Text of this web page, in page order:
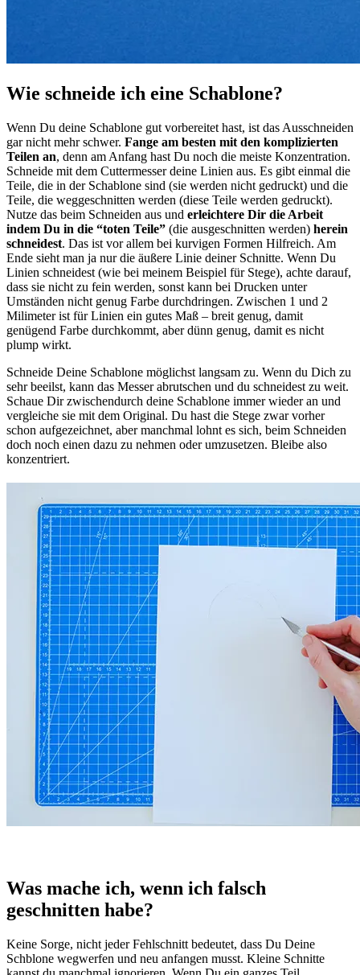
Wie schneide ich eine Schablone?
Wenn Du deine Schablone gut vorbereitet hast, ist das Ausschneiden
gar nicht mehr schwer. Fange am besten mit den komplizierten
Teilen an, denn am Anfang hast Du noch die meiste Konzentration.
Schneide mit dem Cuttermesser deine Linien aus. Es gibt einmal die
Teile, die in der Schablone sind (sie werden nicht gedruckt) und die
Teile, die weggeschnitten werden (diese Teile werden gedruckt).
Nutze das beim Schneiden aus und erleichtere Dir die Arbeit
indem Du in die “toten Teile” (die ausgeschnitten werden) herein
schneidest. Das ist vor allem bei kurvigen Formen Hilfreich. Am
Ende sieht man ja nur die äußere Linie deiner Schnitte. Wenn Du
Linien schneidest (wie bei meinem Beispiel für Stege), achte darauf,
dass sie nicht zu fein werden, sonst kann bei Drucken unter
Umständen nicht genug Farbe durchdringen. Zwischen 1 und 2
Milimeter ist für Linien ein gutes Maß – breit genug, damit
genügend Farbe durchkommt, aber dünn genug, damit es nicht
plump wirkt.
Schneide Deine Schablone möglichst langsam zu. Wenn du Dich zu
sehr beeilst, kann das Messer abrutschen und du schneidest zu weit.
Schaue Dir zwischendurch deine Schablone immer wieder an und
vergleiche sie mit dem Original. Du hast die Stege zwar vorher
schon aufgezeichnet, aber manchmal lohnt es sich, beim Schneiden
doch noch einen dazu zu nehmen oder umzusetzen. Bleibe also
konzentriert.
Was mache ich, wenn ich falsch
geschnitten habe?
Keine Sorge, nicht jeder Fehlschnitt bedeutet, dass Du Deine
Schblone wegwerfen und neu anfangen musst. Kleine Schnitte